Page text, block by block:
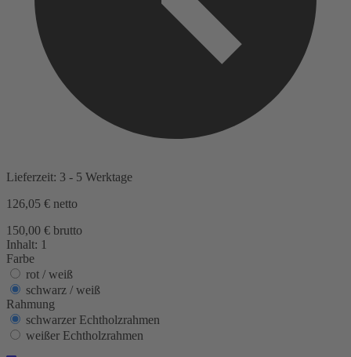
Lieferzeit: 3 - 5 Werktage
126,05 € netto
150,00 € brutto
Inhalt: 1
Farbe
rot / weiß
schwarz / weiß
Rahmung
schwarzer Echtholzrahmen
weißer Echtholzrahmen